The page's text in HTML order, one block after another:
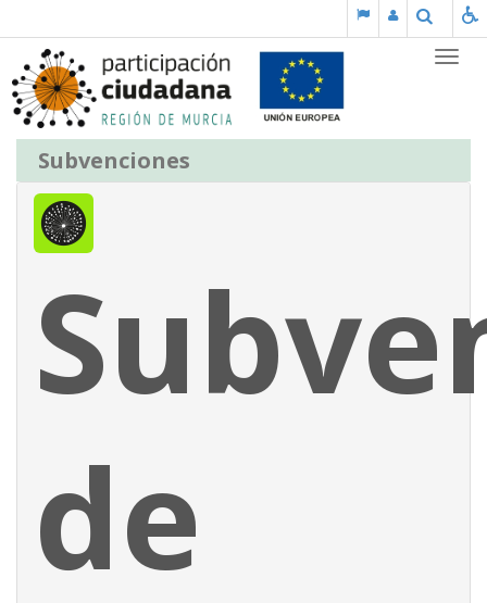
Buscar
Subvenciones
de